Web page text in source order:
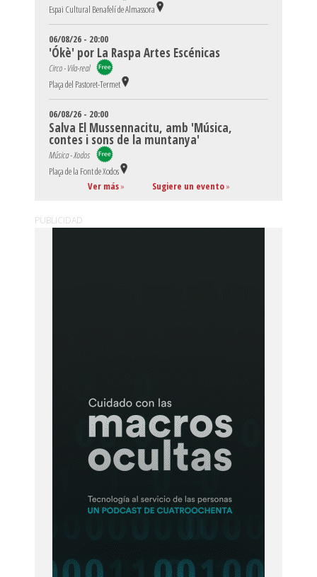
Espai Cultural Benafelí de Almassora
06/08/26 - 20:00
'Ókè' por La Raspa Artes Escénicas
Circo - Vila-real
Plaça del Pastoret-Termet
06/08/26 - 20:00
Salva El Mussennacitu, amb 'Música,
contes i sons de la muntanya'
Música - Xodos
Plaça de la Font de Xodos
Ver más» Sugiere un evento»
PUBLICIDAD